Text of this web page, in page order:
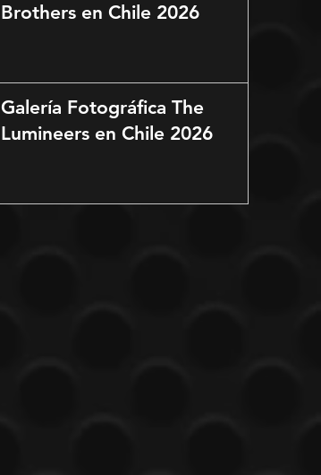
Brothers en Chile 2026
Galería Fotográfica The
Lumineers en Chile 2026